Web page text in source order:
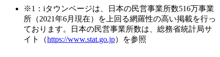
※1：iタウンページは、日本の民営事業所数516万事業
所（2021年6月現在）を上回る網羅性の高い掲載を行っ
ております。日本の民営事業所数は、総務省統計局サ
イト（https://www.stat.go.jp）を参照